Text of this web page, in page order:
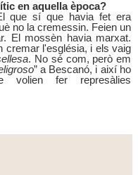
en aquella època?
que sí que havia fet era
no la cremessin. Feien un
El mossèn havia marxat.
cremar l'església, i els vaig
. No sé com, però em
” a Bescanó, i així ho
volien fer represàlies